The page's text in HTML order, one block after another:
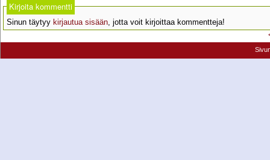
Kirjoita kommentti
Sinun täytyy kirjautua sisään, jotta voit kirjoittaa kommentteja!